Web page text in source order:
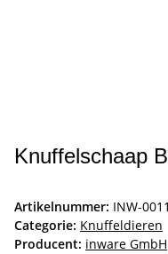
Knuffelschaap
Artikelnummer: INW-
Categorie: Knuffeldieren
Producent: inware GmbH